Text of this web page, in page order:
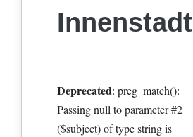
Innenstadt
Deprecated: preg_match():
Passing null to parameter #2
($subject) of type string is